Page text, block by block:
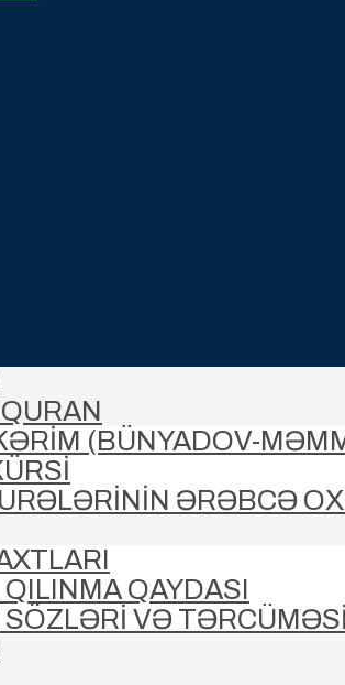
(BÜNYADOV-
ƏRƏBCƏ
QAYDASI
SÖZLƏRİ VƏ TƏRCÜMƏSİ